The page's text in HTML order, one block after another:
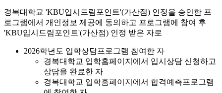
경복대학교 'KBU입시드림포인트'(가산점) 인정을 승인한 프
로그램에서 개인정보 제공에 동의하고 프로그램에 참여 후
'KBU입시드림포인트'(가산점) 인정 받은 자로
2026학년도 입학상담프로그램 참여한 자
경복대학교 입학홈페이지에서 입시상담 신청하고
상담을 완료한 자
경복대학교 입학홈페이지에서 합격예측프로그램